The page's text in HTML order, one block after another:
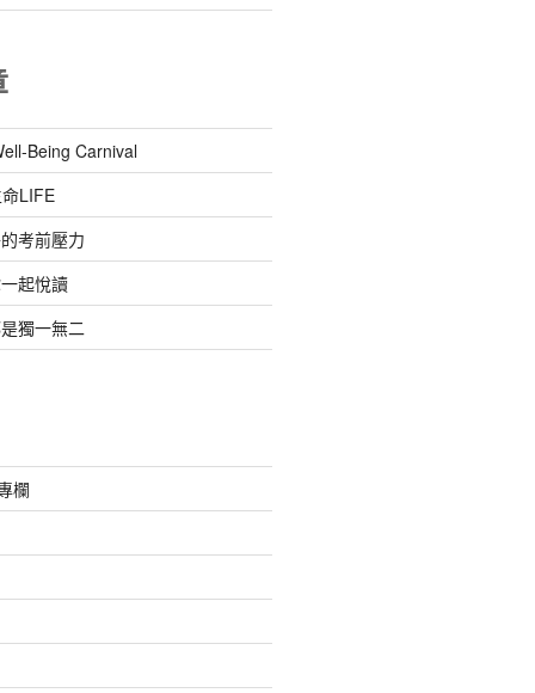
Being Carnival
LIFE
考前壓力
起悅讀
獨一無二
欄